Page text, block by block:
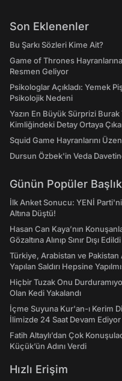
Son Eklenenler
Bu Şarkı Sözleri Kime Ait?
Game of Thrones
Resmen Geliyor
Psikologlar Açıkladı: Yemek
Psikolojik Nedeni
Yazın En Büyük Sürprizi
Kimliğindeki Detay Ortaya
Squid Game Hayranlarını
Dursun Özbek'in Veda
Günün Popüler
İlk Anket Sonucu: YENİ
Altına Düştü!
Hasan Can Kaya’nın
Gözaltına Alınıp Sınır Dışı Edildi
Türkiye, Arabistan ve Pakistan
Yapılan Saldırı Hepsine
Hiçbir Tuzak Onu
Olan Kedi Yakalandı
İçme Suyuna Kur'an-ı Kerim
İlimizde 24 Saat Devam Ediyor
Fatih Altaylı’dan Çok
Küçük’ün Adını Verdi
Hızlı Erişim